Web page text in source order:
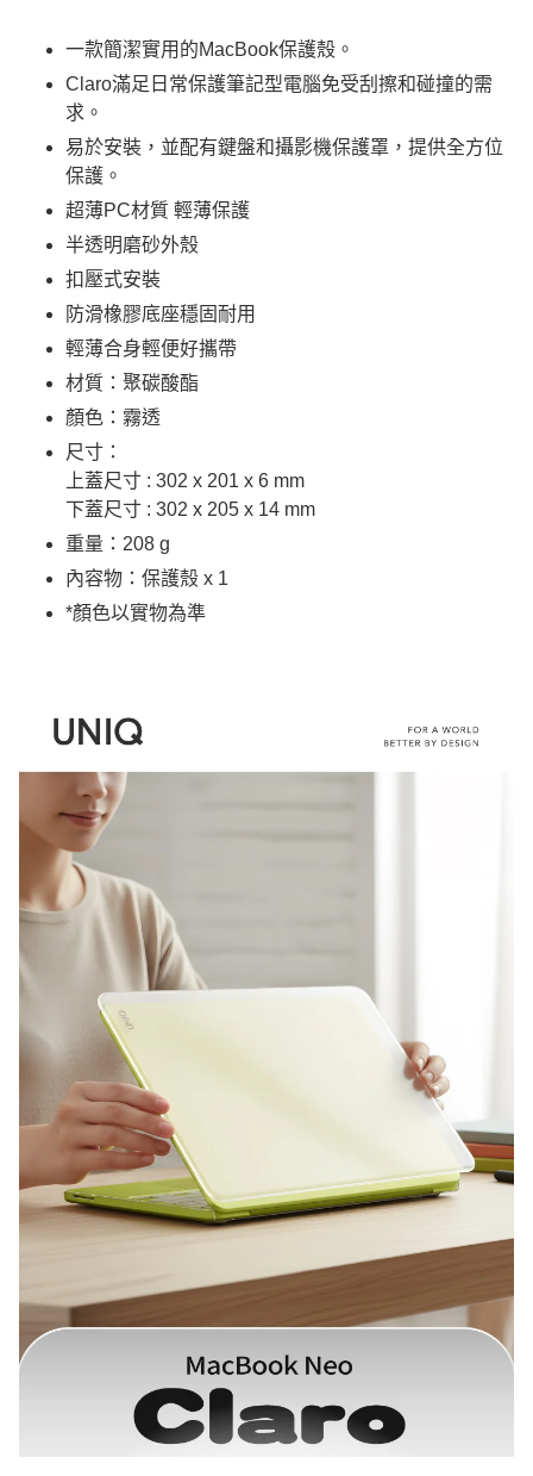
一款簡潔實用的MacBook保護殼。
Claro滿足日常保護筆記型電腦免受刮擦和碰撞的需
求。
易於安裝，並配有鍵盤和攝影機保護罩，提供全方位
保護。
超薄PC材質 輕薄保護
半透明磨砂外殼
扣壓式安裝
防滑橡膠底座穩固耐用
輕薄合身輕便好攜帶
材質：聚碳酸酯
顏色：霧透
尺寸：
上蓋尺寸 : 302 x 201 x 6 mm
下蓋尺寸 : 302 x 205 x 14 mm
重量：208 g
內容物：保護殼 x 1
*顏色以實物為準